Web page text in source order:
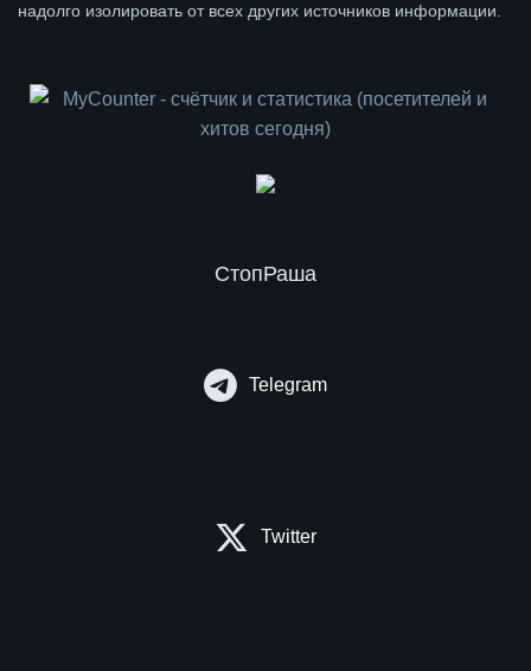
надолго изолировать от всех других источников информации.
СтопРаша
Telegram
Twitter